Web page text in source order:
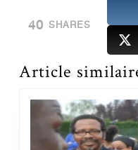
40 SHARES
Article